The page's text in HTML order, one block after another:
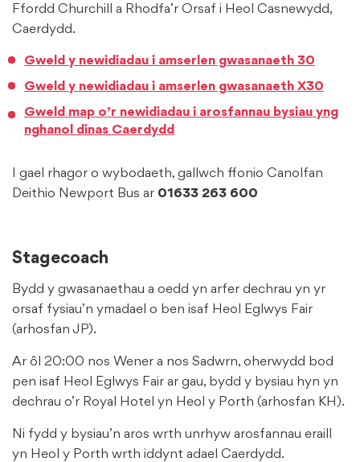
Ffordd Churchill a Rhodfa’r Orsaf i Heol Casnewydd,
Caerdydd.
Gweld y newidiadau i amserlen gwasanaeth 30
Gweld y newidiadau i amserlen gwasanaeth X30
Gweld map o’r newidiadau i arosfannau bysiau yng
nghanol dinas Caerdydd
I gael rhagor o wybodaeth, gallwch ffonio Canolfan
Deithio Newport Bus ar 01633 263 600
Stagecoach
Bydd y gwasanaethau a oedd yn arfer dechrau yn yr
orsaf fysiau’n ymadael o ben isaf Heol Eglwys Fair
(arhosfan JP).
Ar ôl 20:00 nos Wener a nos Sadwrn, oherwydd bod
pen isaf Heol Eglwys Fair ar gau, bydd y bysiau hyn yn
dechrau o’r Royal Hotel yn Heol y Porth (arhosfan KH).
Ni fydd y bysiau’n aros wrth unrhyw arosfannau eraill
yn Heol y Porth wrth iddynt adael Caerdydd.